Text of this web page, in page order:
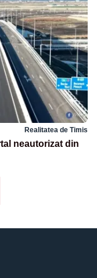
Realitatea de Timis
neautorizat din